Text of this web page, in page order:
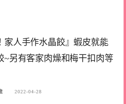
家人手作水晶餃』蝦皮就能
~另有客家肉燥和梅干扣肉等
2022-04-28